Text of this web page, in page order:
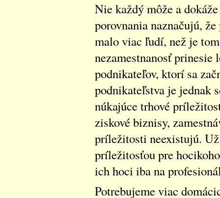
Nie každý môže a
porovnania naznačujú,
malo viac ľudí, než je
nezamestnanosť prinesie
podnikateľov, ktorí sa
podnikateľstva je jednak
núkajúce trhové
ziskové biznisy,
príležitosti neexistujú.
príležitosťou pre
ich hoci iba na
Potrebujeme viac